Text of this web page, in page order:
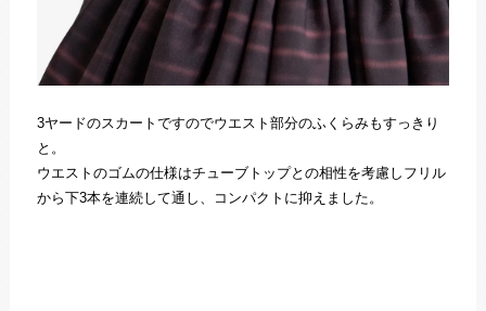
3ヤードのスカートですのでウエスト部分のふくらみもすっきり
と。
ウエストのゴムの仕様はチューブトップとの相性を考慮しフリル
から下3本を連続して通し、コンパクトに抑えました。